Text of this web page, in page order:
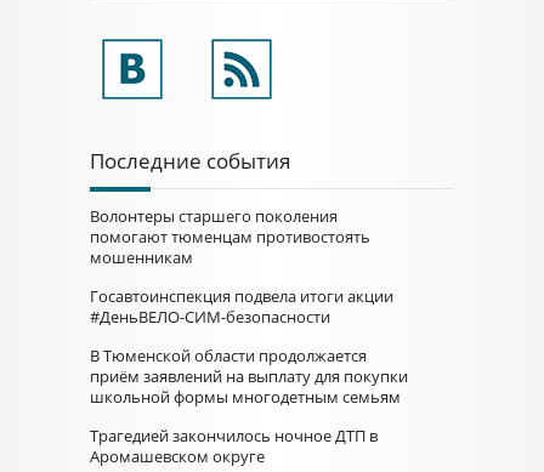
Последние события
Волонтеры старшего поколения
помогают тюменцам противостоять
мошенникам
Госавтоинспекция подвела итоги акции
#ДеньВЕЛО-СИМ-безопасности
В Тюменской области продолжается
приём заявлений на выплату для покупки
школьной формы многодетным семьям
Трагедией закончилось ночное ДТП в
Аромашевском округе